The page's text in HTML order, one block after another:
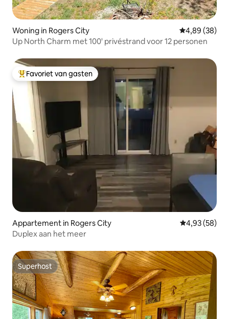
Woning in Rogers City Gemiddelde
4,89 (38)
Up North Charm met 100' privéstrand voor 12 personen
Topfavoriet van gasten
Favoriet van gasten
Appartement in Rogers City Gemiddelde
4,93 (58)
Duplex aan het meer
Superhost
Superhost